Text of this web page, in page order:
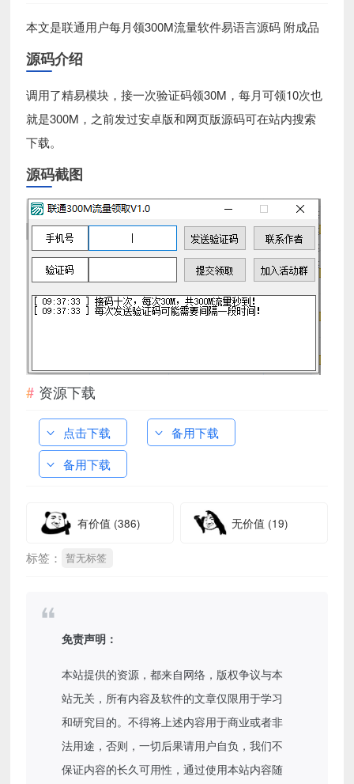
本文是联通用户每月领300M流量软件易语言源码 附成品
源码介绍
调用了精易模块，接一次验证码领30M，每月可领10次也
就是300M，之前发过安卓版和网页版源码可在站内搜索
下载。
源码截图
资源下载
点击下载
备用下载
备用下载
有价值 (386) 无价值 (19)
标签： 暂无标签
免责声明：
本站提供的资源，都来自网络，版权争议与本
站无关，所有内容及软件的文章仅限用于学习
和研究目的。不得将上述内容用于商业或者非
法用途，否则，一切后果请用户自负，我们不
保证内容的长久可用性，通过使用本站内容随